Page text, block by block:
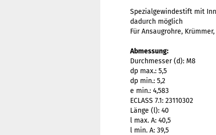
Spezialgewindestift mit
dadurch möglich
Für Ansaugrohre,
Abmessung:
Durchmesser (d): M8
dp max.: 5,5
dp min.: 5,2
e min.: 4,583
ECLASS 7.1: 23110302
Länge (l): 40
l max. A: 40,5
l min. A: 39,5